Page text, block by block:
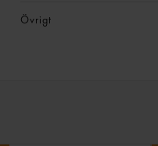
Övrigt